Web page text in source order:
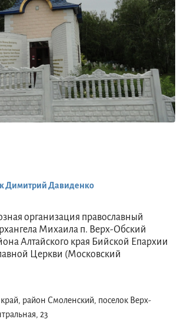
Димитрий Давиденко
организация православный
Михаила п. Верх-Обский
Алтайского края Бийской Епархии
Церкви (Московский
район Смоленский, поселок Верх-
23